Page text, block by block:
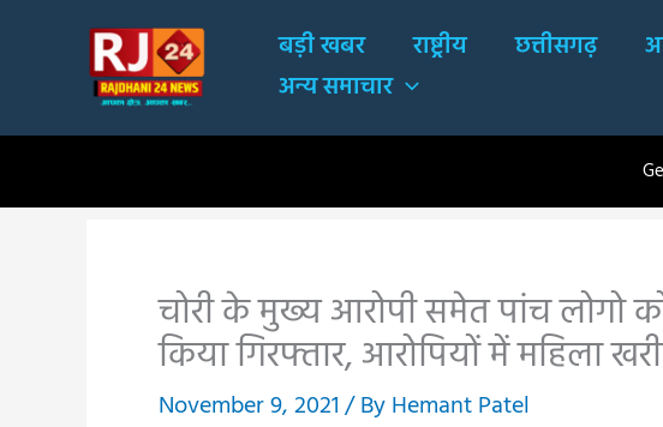
बड़ी खबर राष्ट्रीय छत्तीसगढ़
अन्य समाचार
चोरी के मुख्य आरोपी समेत पांच लोगो
किया गिरफ्तार, आरोपियों में महिला
November 9, 2021/ ByHemant Patel